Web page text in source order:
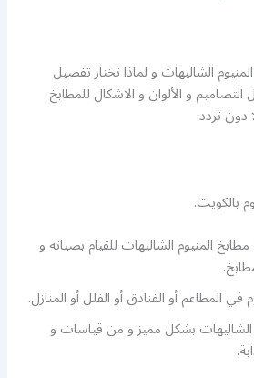
الشاليهات و لماذا تختار تفصيل
و الألوان و الاشكال للمطابخ
دون تردد.
بالكويت.
المنيوم الشاليهات للقيام بصيانة و
في المطاعم أو الفنادق أو الفلل أو المنازل.
بشكل مميز و من قياسات و